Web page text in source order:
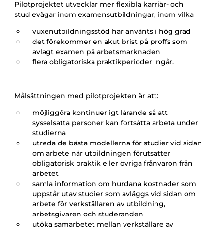
Pilotprojektet utvecklar mer flexibla karriär- och
studievägar inom examensutbildningar, inom vilka
vuxenutbildningsstöd har använts i hög grad
det förekommer en akut brist på proffs som
avlagt examen på arbetsmarknaden
flera obligatoriska praktikperioder ingår.
Målsättningen med pilotprojekten är att:
möjliggöra kontinuerligt lärande så att
sysselsatta personer kan fortsätta arbeta under
studierna
utreda de bästa modellerna för studier vid sidan
om arbete när utbildningen förutsätter
obligatorisk praktik eller övriga frånvaron från
arbetet
samla information om hurdana kostnader som
uppstår utav studier som avläggs vid sidan om
arbete för verkställaren av utbildning,
arbetsgivaren och studeranden
utöka samarbetet mellan verkställare av